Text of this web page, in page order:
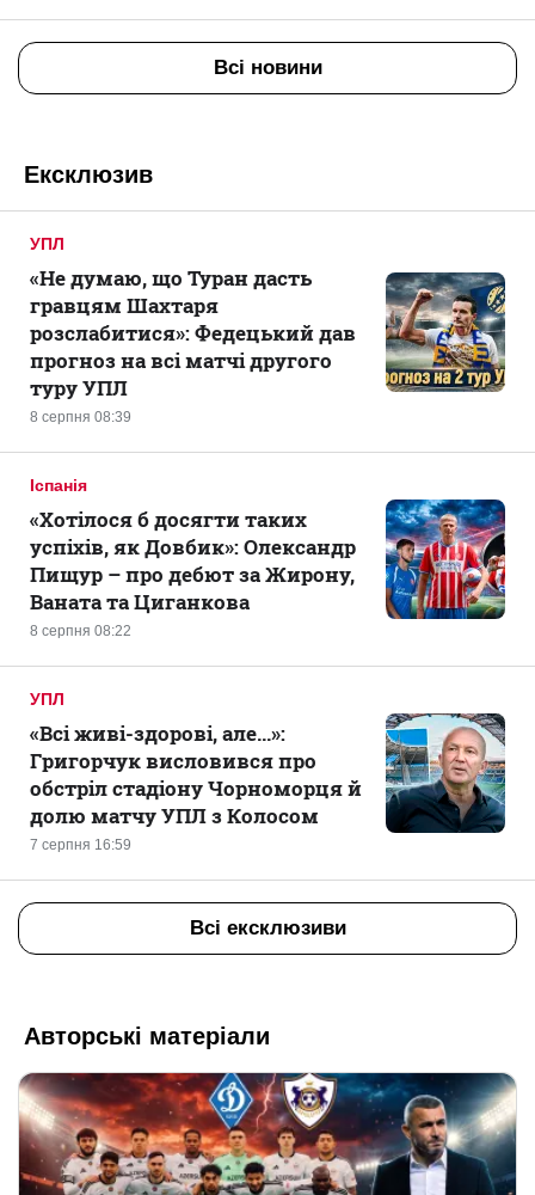
Всі новини
Ексклюзив
УПЛ
8 серпня 08:39
«Не думаю, що Туран дасть
гравцям Шахтаря
розслабитися»: Федецький дав
прогноз на всі матчі другого
туру УПЛ
Іспанія
8 серпня 08:22
«Хотілося б досягти таких
успіхів, як Довбик»: Олександр
Пищур – про дебют за Жирону,
Ваната та Циганкова
УПЛ
7 серпня 16:59
«Всі живі-здорові, але...»:
Григорчук висловився про
обстріл стадіону Чорноморця й
долю матчу УПЛ з Колосом
Всі ексклюзиви
Авторські матеріали